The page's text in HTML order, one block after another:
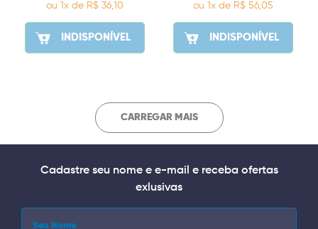
ou 1x de R$ 36,10
INDISPONÍVEL
ou 1x de R$ 56,05
INDISPONÍVEL
CARREGAR MAIS
Cadastre seu nome e e-mail e receba ofertas
exlusivas